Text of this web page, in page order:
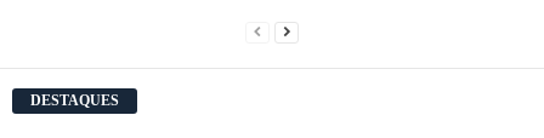
DESTAQUES